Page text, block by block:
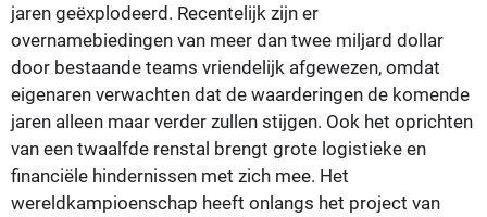
jaren geëxplodeerd. Recentelijk zijn er
overnamebiedingen van meer dan twee miljard dollar
door bestaande teams vriendelijk afgewezen, omdat
eigenaren verwachten dat de waarderingen de komende
jaren alleen maar verder zullen stijgen. Ook het oprichten
van een twaalfde renstal brengt grote logistieke en
financiële hindernissen met zich mee. Het
wereldkampioenschap heeft onlangs het project van